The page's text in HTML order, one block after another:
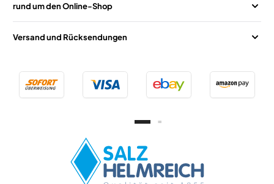
rund um den Online-Shop
Versand und Rücksendungen